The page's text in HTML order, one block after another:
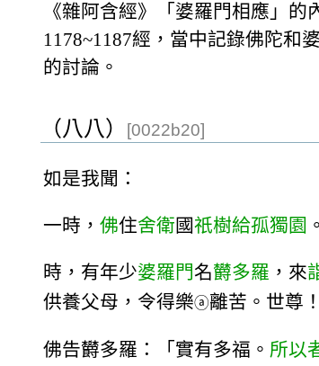
《雜阿含經》「婆羅門相應」
1178~1187經，當中記錄佛陀和
的討論。
（八八） [0022b20]
如是我聞：
一時， 佛住舍衛國祇樹給孤獨園 。
時，有年少婆羅門名欝多羅 ，來
供養父母，令得樂ⓐ離苦。世尊
佛告欝多羅：「實有多福。 所以